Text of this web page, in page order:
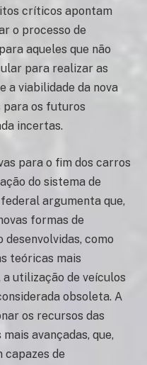
críticos apontam
o processo de
aqueles que não
para realizar as
a viabilidade da nova
para os futuros
incertas.
para o fim dos carros
do sistema de
argumenta que,
formas de
como
teóricas mais
utilização de veículos
obsoleta. A
os recursos das
avançadas, que,
capazes de